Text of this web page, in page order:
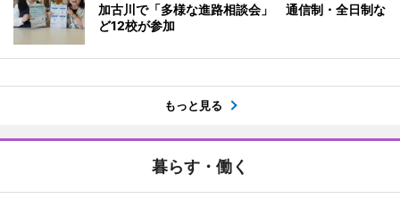
加古川で「多様な進路相談会」 通信制・全日制な
ど12校が参加
もっと見る
暮らす・働く